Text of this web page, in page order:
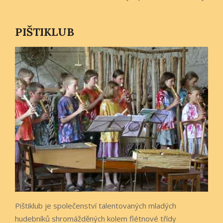
PIŠTIKLUB
Pištiklub je společenství talentovaných mladých
hudebníků shromážděných kolem flétnové třídy